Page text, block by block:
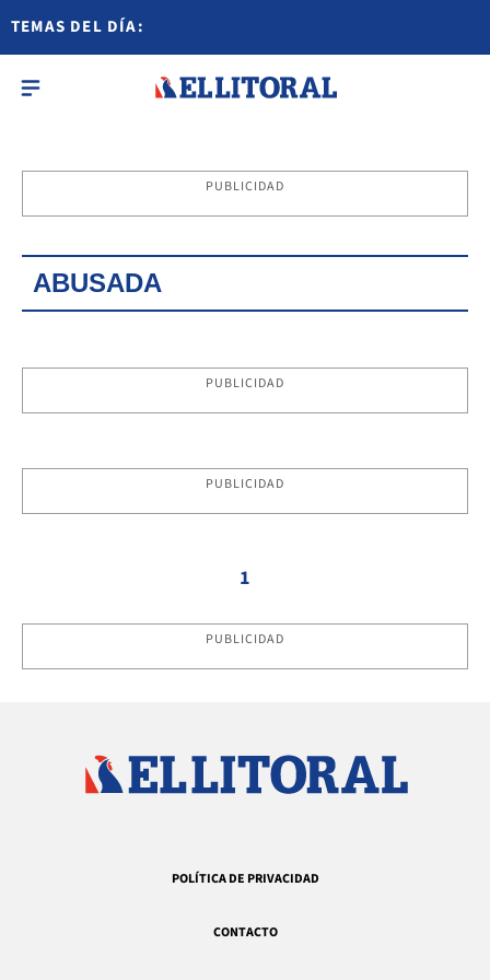
TEMAS DEL DÍA:
PUBLICIDAD
ABUSADA
PUBLICIDAD
PUBLICIDAD
1
PUBLICIDAD
POLÍTICA DE PRIVACIDAD
CONTACTO